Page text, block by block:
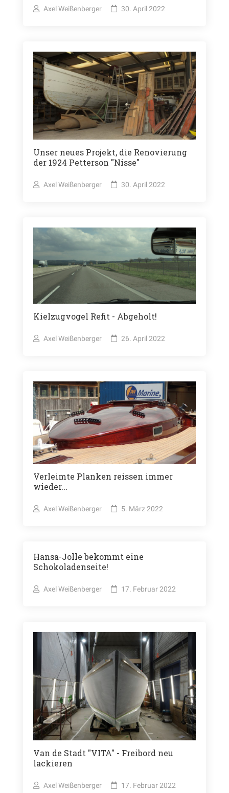
Axel Weißenberger 30. April 2022
Unser neues Projekt, die Renovierung
der 1924 Petterson "Nisse"
Axel Weißenberger 30. April 2022
Kielzugvogel Refit - Abgeholt!
Axel Weißenberger 26. April 2022
Verleimte Planken reissen immer
wieder...
Axel Weißenberger 5. März 2022
Hansa-Jolle bekommt eine
Schokoladenseite!
Axel Weißenberger 17. Februar 2022
Van de Stadt "VITA" - Freibord neu
lackieren
Axel Weißenberger 17. Februar 2022